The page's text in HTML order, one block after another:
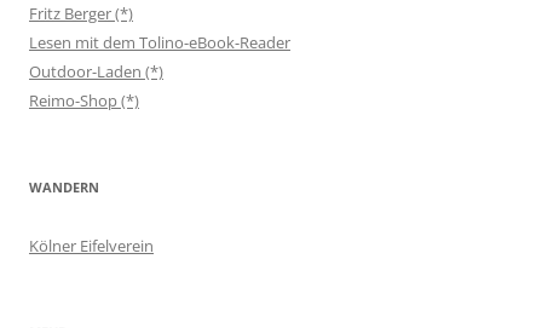
Fritz Berger (*)
Lesen mit dem Tolino-eBook-Reader
Outdoor-Laden (*)
Reimo-Shop (*)
WANDERN
Kölner Eifelverein